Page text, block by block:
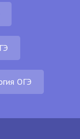
ОГЭ